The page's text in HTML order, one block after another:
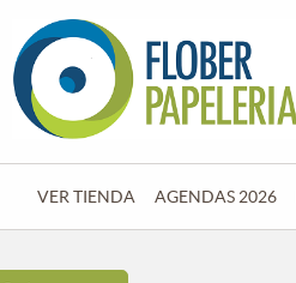
VER TIENDA AGENDAS 2026